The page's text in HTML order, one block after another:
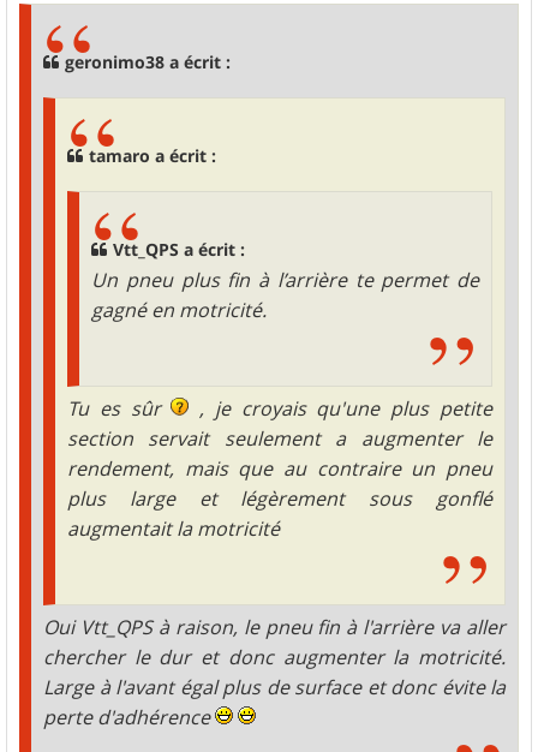
geronimo38 a écrit :
tamaro a écrit :
Vtt_QPS a écrit :
Un pneu plus fin à l’arrière te permet de
gagné en motricité.
Tu es sûr
, je croyais qu'une plus petite
section servait seulement a augmenter le
rendement, mais que au contraire un pneu
plus large et légèrement sous gonflé
augmentait la motricité
Oui Vtt_QPS à raison, le pneu fin à l'arrière va aller
chercher le dur et donc augmenter la motricité.
Large à l'avant égal plus de surface et donc évite la
perte d'adhérence